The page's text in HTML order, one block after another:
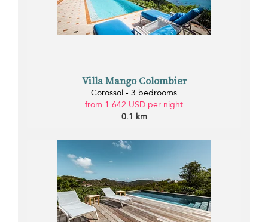
Villa Mango Colombier
Corossol - 3 bedrooms
from 1.642 USD per night
0.1 km